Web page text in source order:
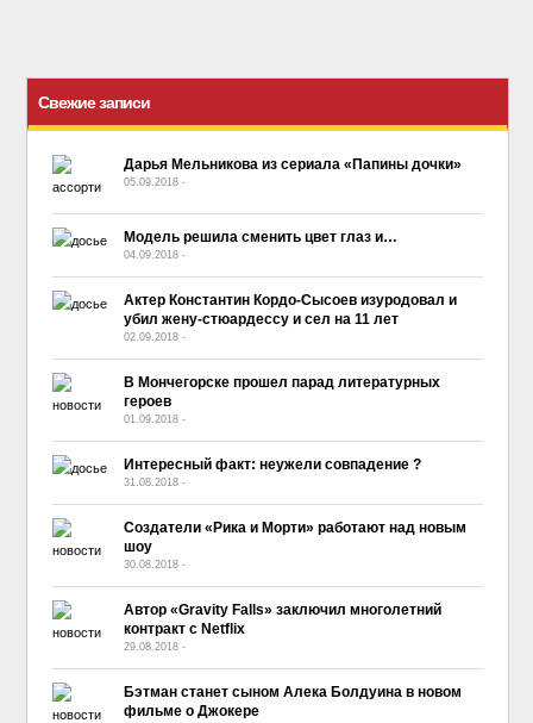
Свежие записи
Дарья Мельникова из сериала «Папины дочки»
05.09.2018 -
Модель решила сменить цвет глаз и…
04.09.2018 -
Актер Константин Кордо-Сысоев изуродовал и
убил жену-стюардессу и сел на 11 лет
02.09.2018 -
В Мончегорске прошел парад литературных
героев
01.09.2018 -
Интересный факт: неужели совпадение ?
31.08.2018 -
Создатели «Рика и Морти» работают над новым
шоу
30.08.2018 -
Автор «Gravity Falls» заключил многолетний
контракт с Netflix
29.08.2018 -
Бэтман станет сыном Алека Болдуина в новом
фильме о Джокере